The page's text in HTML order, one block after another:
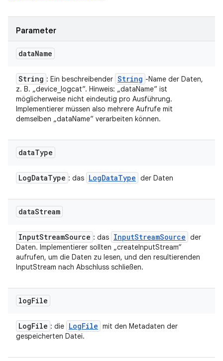
Parameter
dataName
String : Ein beschreibender String -Name der Daten,
z. B. „device_logcat“. Hinweis: „dataName“ ist
möglicherweise nicht eindeutig pro Ausführung.
Implementierer müssen also mehrere Aufrufe mit
demselben „dataName“ verarbeiten können.
dataType
LogDataType : das LogDataType der Daten
dataStream
InputStreamSource : das InputStreamSource der
Daten. Implementierer sollten „createInputStream“
aufrufen, um die Daten zu lesen, und den resultierenden
InputStream nach Abschluss schließen.
logFile
LogFile : die LogFile mit den Metadaten der
gespeicherten Datei.